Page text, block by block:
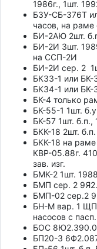
1986г., 1шт.
БЗУ-СБ-376Т
часов, на
БИ-2АЮ 2шт.
БИ-2И 3шт.
на ССП-2И
БИ-2И сер. 2
БК33-1 или БК-
БК34-1 или БК-
БК-4 только
БК-55-1 1шт.
БК-57 1шт. б.п.,
БКК-18 2шт.
БКК-18 на раме
КВР-05.88г.
зав. изг.
БМК-2 1шт.
БМП сер. 2
БМП-02 сер.2
БН-М вар. 1
насосов с
БОС
БП20-3